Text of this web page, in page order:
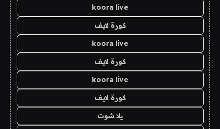
koora live
كورة لايف
koora live
كورة لايف
koora live
كورة لايف
يلا شوت